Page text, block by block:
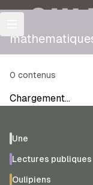
0 contenus
Chargement…
Une
Lectures publiques
Oulipiens